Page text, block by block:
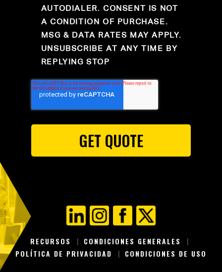
AUTODIALER. CONSENT IS NOT
A CONDITION OF PURCHASE.
MSG & DATA RATES MAY APPLY.
UNSUBSCRIBE AT ANY TIME BY
REPLYING STOP
RECURSOS
CONDICIONES GENERALES
POLÍTICA DE PRIVACIDAD
CONDICIONES DE USO